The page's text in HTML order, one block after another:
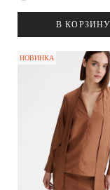
В КОРЗИНУ
НОВИНКА